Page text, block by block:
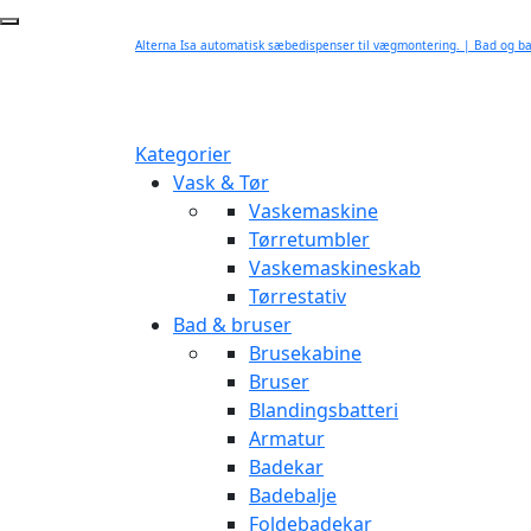
Alterna Isa automatisk sæbedispenser til vægmontering. | Bad og
Kategorier
Vask & Tør
Vaskemaskine
Tørretumbler
Vaskemaskineskab
Tørrestativ
Bad & bruser
Brusekabine
Bruser
Blandingsbatteri
Armatur
Badekar
Badebalje
Foldebadekar